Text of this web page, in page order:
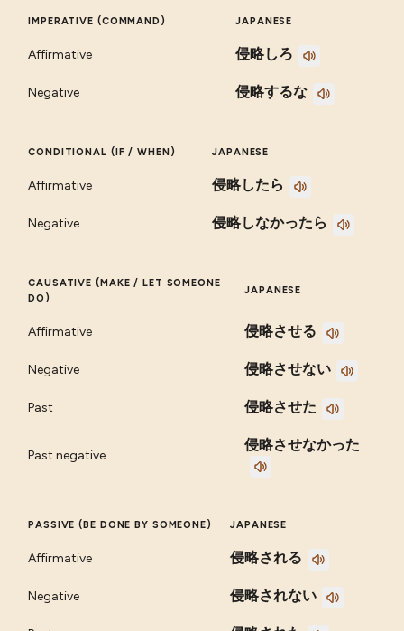
IMPERATIVE (COMMAND) JAPANESE
Affirmative 侵略しろ
Negative 侵略するな
CONDITIONAL (IF / WHEN) JAPANESE
Affirmative 侵略したら
Negative 侵略しなかったら
CAUSATIVE (MAKE / LET SOMEONE
DO)
JAPANESE
Affirmative 侵略させる
Negative 侵略させない
Past 侵略させた
Past negative
侵略させなかった
PASSIVE (BE DONE BY SOMEONE) JAPANESE
Affirmative 侵略される
Negative 侵略されない